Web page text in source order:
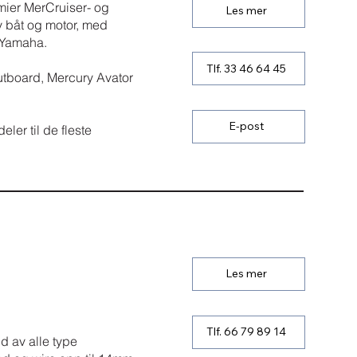
Les mer
Tlf. 33 46 64 45
E-post
MerCruiser- og
og motor, med
Mercury Avator
til de fleste
Les mer
Tlf. 66 79 89 14
av alle type